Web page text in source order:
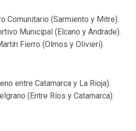
Comunitario (Sarmiento y Mitre).
Municipal (Elcano y Andrade).
Fierro (Olmos y Olivieri).
entre Catamarca y La Rioja).
(Entre Ríos y Catamarca).